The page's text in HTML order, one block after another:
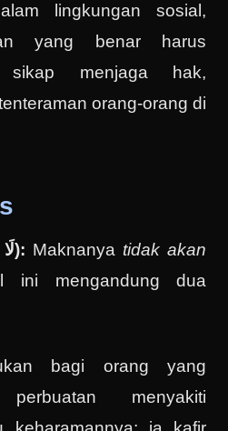
lingkungan sosial,
yang benar harus
sikap menjaga hak,
orang-orang di
Kalimat (لَا يَدْخُلُ الْجَنَّةَ): Maknanya tidak akan
ini mengandung dua
bagi orang yang
perbuatan menyakiti